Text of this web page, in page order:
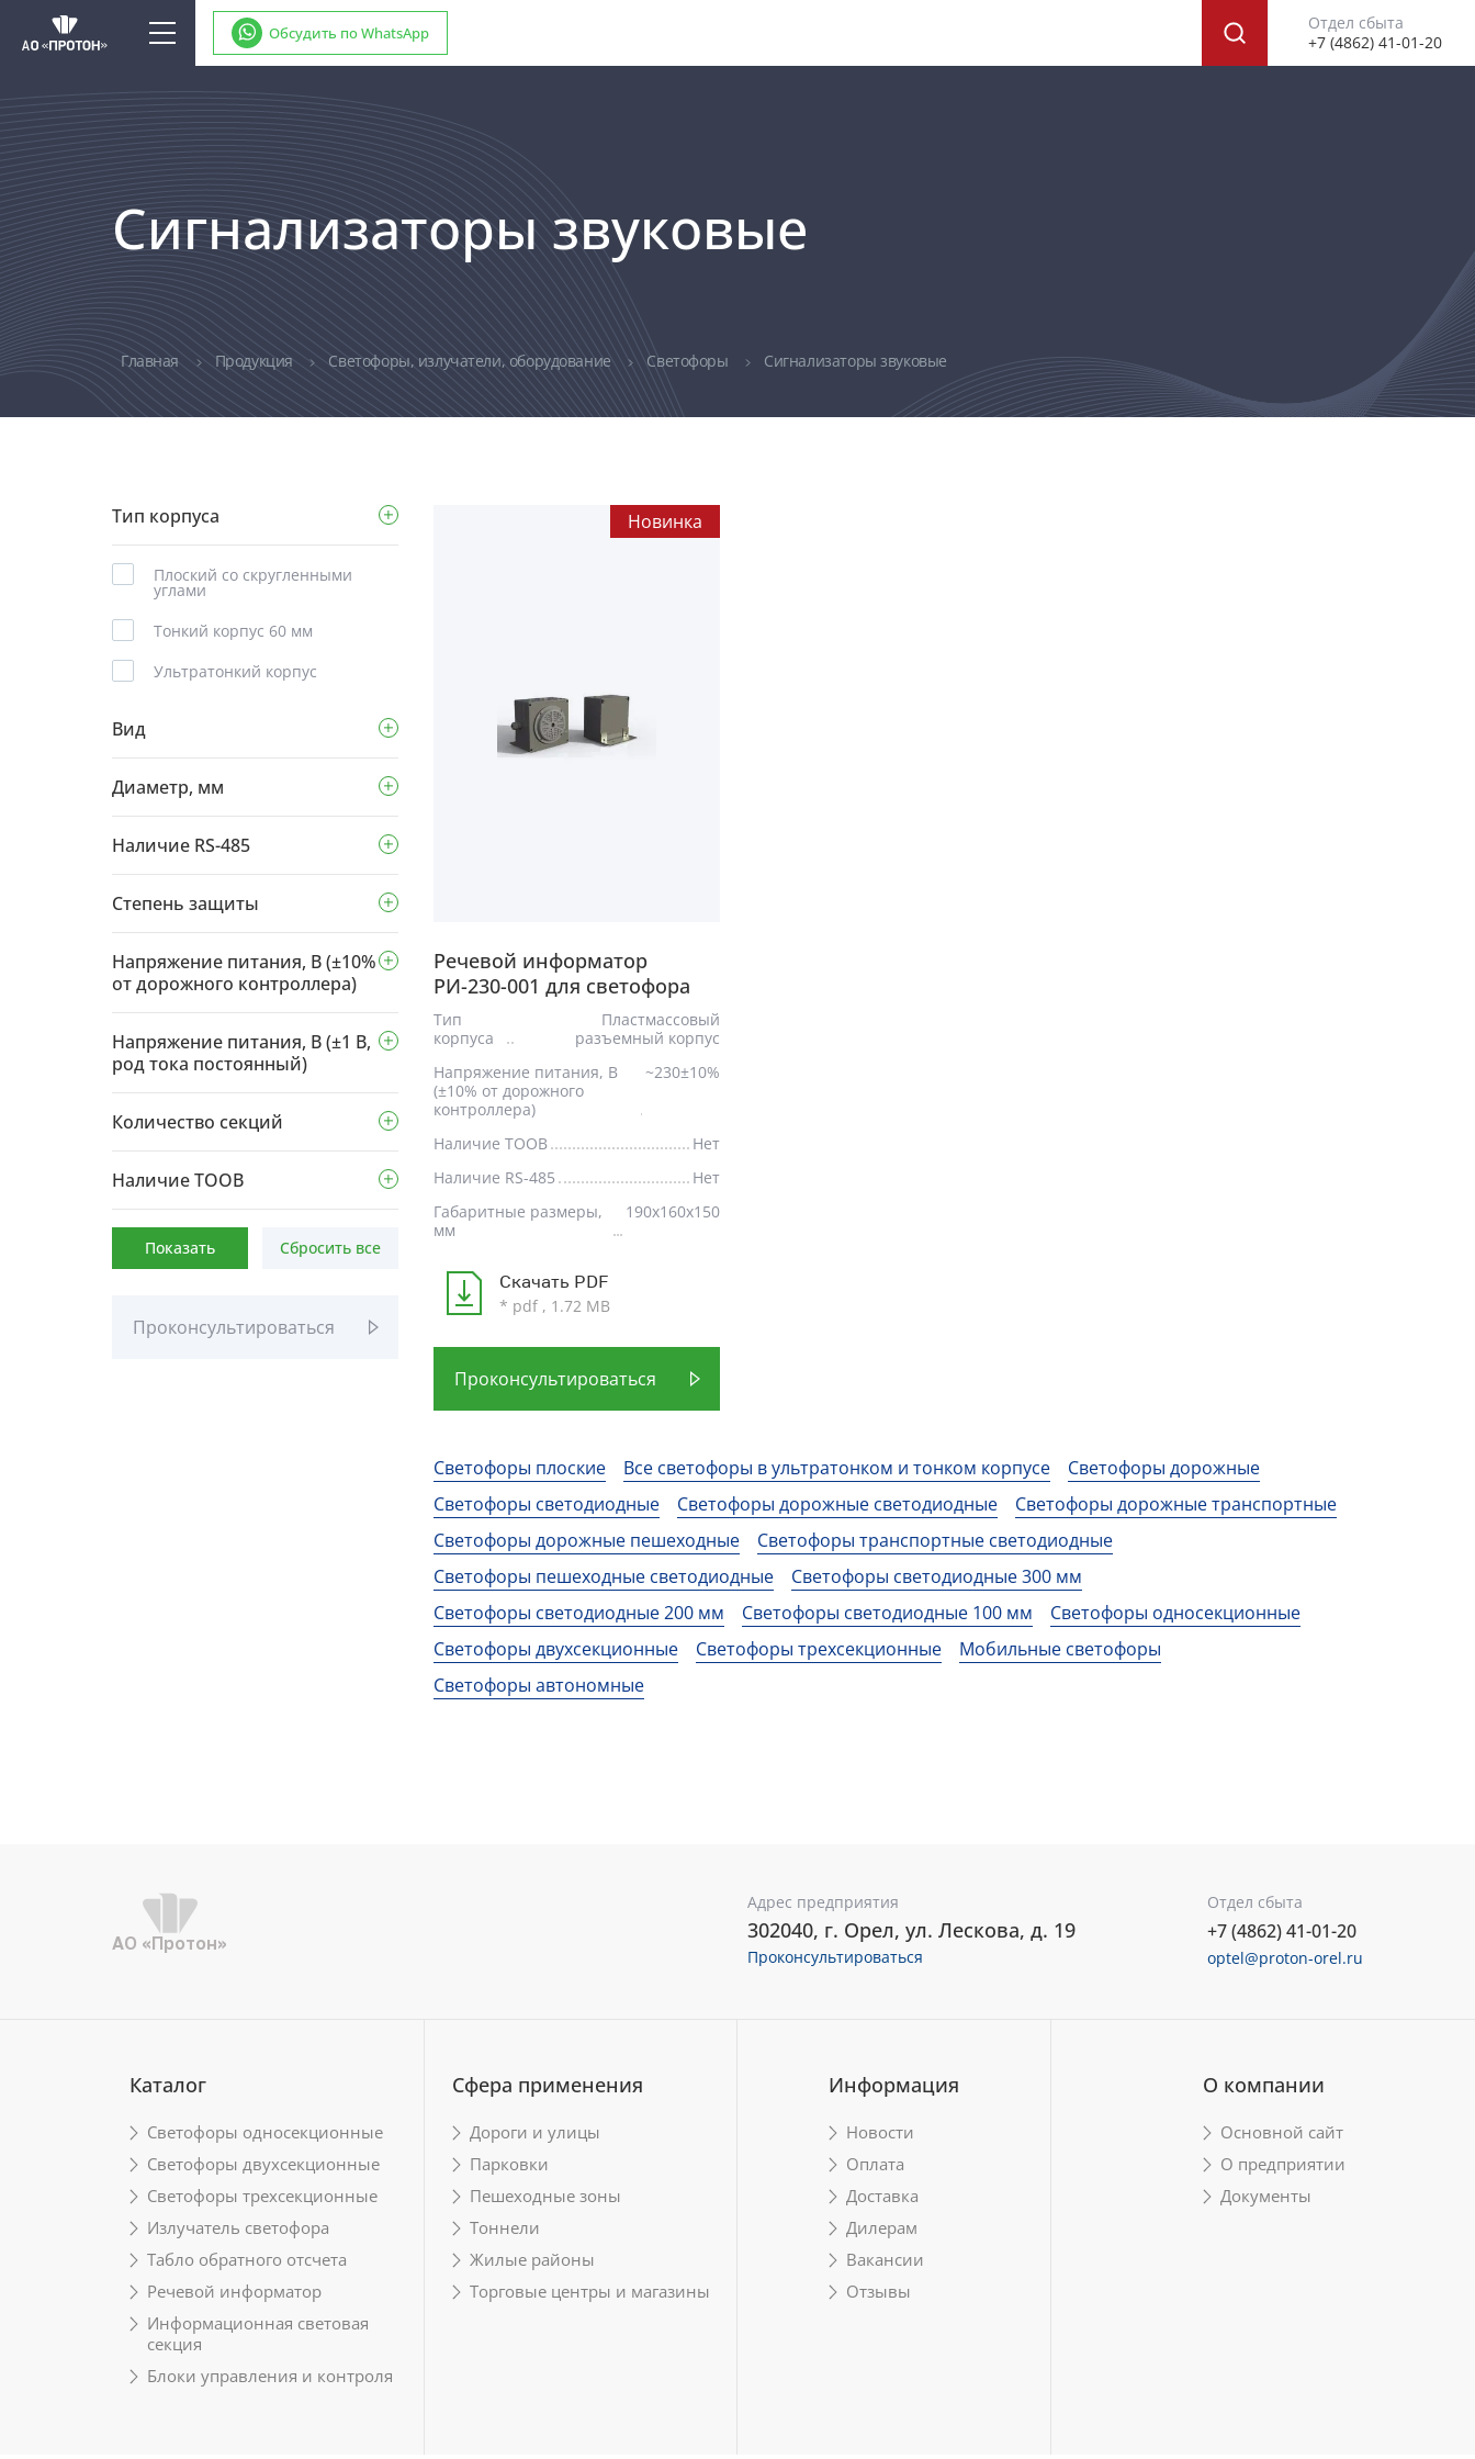
Обсудить по WhatsApp
Отдел сбыта
+7 (4862) 41-01-20
Сигнализаторы звуковые
Главная Продукция Светофоры, излучатели, оборудование Светофоры Сигнализаторы звуковые
Тип корпуса
Плоский со скругленными
углами
Тонкий корпус 60 мм
Ультратонкий корпус
Вид
Диаметр, мм
Наличие RS-485
Степень защиты
Напряжение питания, В (±10%
от дорожного контроллера)
Напряжение питания, В (±1 В,
род тока постоянный)
Количество секций
Наличие ТООВ
Показать Сбросить все
Проконсультироваться
Новинка
Речевой информатор
РИ-230-001 для светофора
Тип
корпуса
Пластмассовый
разъемный корпус
Напряжение питания, В
(±10% от дорожного
контроллера)
~230±10%
Наличие ТООВ
Нет
Наличие RS-485
Нет
Габаритные размеры,
мм
190х160х150
Скачать PDF
* pdf , 1.72 MB
Проконсультироваться
Светофоры плоские Все светофоры в ультратонком и тонком корпусе
Светофоры дорожные
Светофоры светодиодные
Светофоры дорожные светодиодные
Светофоры дорожные транспортные
Светофоры дорожные пешеходные
Светофоры транспортные светодиодные
Светофоры пешеходные светодиодные
Светофоры светодиодные 300 мм
Светофоры светодиодные 200 мм
Светофоры светодиодные 100 мм
Светофоры односекционные
Светофоры двухсекционные
Светофоры трехсекционные
Мобильные светофоры
Светофоры автономные
АО «Протон»
Адрес предприятия
302040, г. Орел, ул. Лескова, д. 19
Проконсультироваться
Отдел сбыта
+7 (4862) 41-01-20
optel@proton-orel.ru
Каталог
Светофоры односекционные
Светофоры двухсекционные
Светофоры трехсекционные
Излучатель светофора
Табло обратного отсчета
Речевой информатор
Информационная световая
секция
Блоки управления и контроля
Сфера применения
Дороги и улицы
Парковки
Пешеходные зоны
Тоннели
Жилые районы
Торговые центры и магазины
Информация
Новости
Оплата
Доставка
Дилерам
Вакансии
Отзывы
О компании
Основной сайт
О предприятии
Документы